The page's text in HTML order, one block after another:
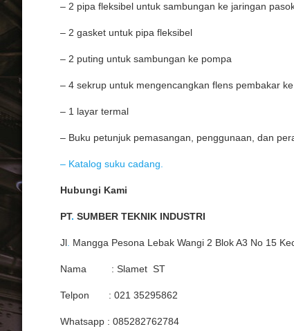
– 2 pipa fleksibel untuk sambungan ke jaringan
– 2 gasket untuk pipa fleksibel
– 2 puting untuk sambungan ke pompa
– 4 sekrup untuk mengencangkan flens pembakar
– 1 layar termal
– Buku petunjuk pemasangan, penggunaan, dan
– Katalog suku cadang.
Hubungi Kami
PT. SUMBER TEKNIK INDUSTRI
Jl Mangga Pesona Lebak Wangi 2 Blok A3 No 15
Nama : Slamet ST
Telpon : 021 35295862
Whatsapp : 085282762784